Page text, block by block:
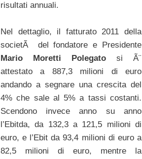
risultati annuali.
Nel dettaglio, il fatturato 2011 della
societÃ del fondatore e Presidente
Mario Moretti Polegatosi Ã¨
attestato a 887,3 milioni di euro
andando a segnare una crescita del
4% che sale al 5% a tassi costanti.
Scendono invece anno su anno
l’Ebitda, da 132,3 a 121,5 milioni di
euro, e l’Ebit da 93,4 milioni di euro a
82,5 milioni di euro, mentre la